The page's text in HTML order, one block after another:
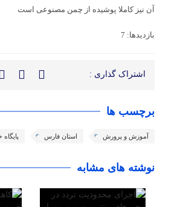
آن نیز کاملا پوشیده از چمن مصنوعی است
بازدیدها: 7
اشتراک گذاری :
برچسب ها
آموزش و پرورش استان فارس
نوشته های مشابه